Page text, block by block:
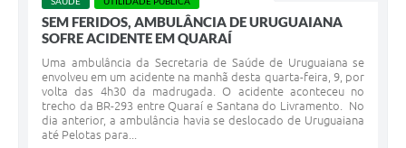
SEM FERIDOS, AMBULÂNCIA DE URUGUAIANA
SOFRE ACIDENTE EM QUARAÍ
Uma ambulância da Secretaria de Saúde de Uruguaiana se
envolveu em um acidente na manhã desta quarta-feira, 9, por
volta das 4h30 da madrugada. O acidente aconteceu no
trecho da BR-293 entre Quaraí e Santana do Livramento. No
dia anterior, a ambulância havia se deslocado de Uruguaiana
até Pelotas para...